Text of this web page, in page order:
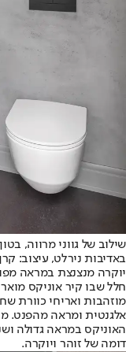
שילוב של גווני מרווה,
באדיבות נירלט, עיצוב:
יוקרה מנצנצת במראה
חלל שבו קיר אוניקס
מוזהבות ואריחי כוורת
אלגנטית ומראה מהפנט.
האוניקס במראה גדולה
דומה של זוהר ויוקרה.